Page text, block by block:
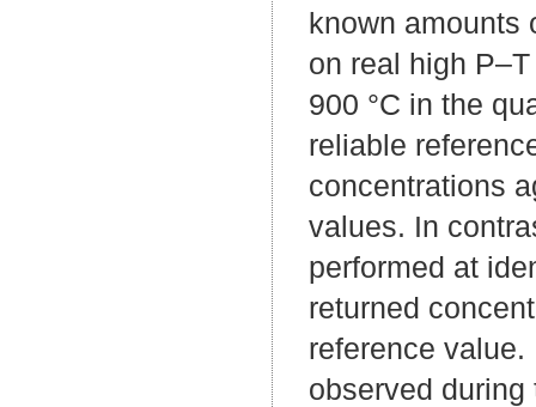
known amounts
on real high
900 °C in the
reliable
concentrations
values. In
performed at
returned
reference
observed during